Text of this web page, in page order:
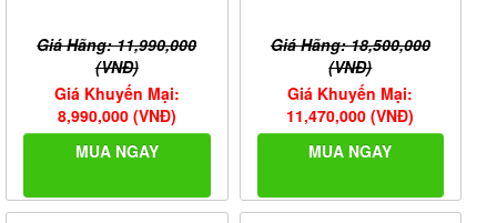
Giá Hãng: 11,990,000
(VNĐ)
Giá Khuyến Mại:
8,990,000 (VNĐ)
MUA NGAY
Giá Hãng: 18,500,000
(VNĐ)
Giá Khuyến Mại:
11,470,000 (VNĐ)
MUA NGAY